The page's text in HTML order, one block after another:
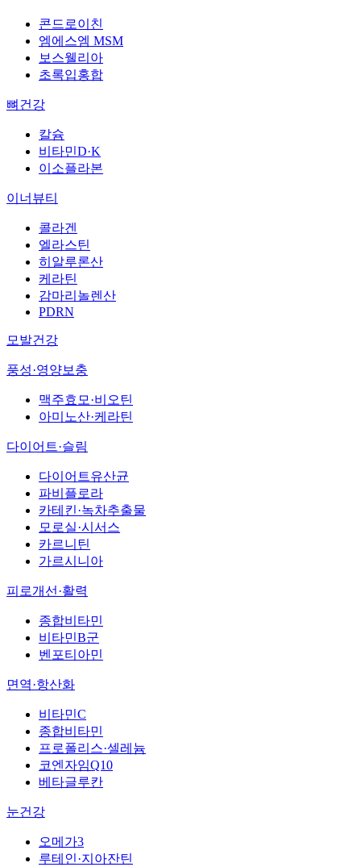
콘드로이친
엠에스엠 MSM
보스웰리아
초록입홍합
뼈건강
칼슘
비타민D·K
이소플라본
이너뷰티
콜라겐
엘라스틴
히알루론산
케라틴
감마리놀렌산
PDRN
모발건강
풍성·영양보충
맥주효모·비오틴
아미노산·케라틴
다이어트·슬림
다이어트유산균
파비플로라
카테킨·녹차추출물
모로실·시서스
카르니틴
가르시니아
피로개선·활력
종합비타민
비타민B군
벤포티아민
면역·항산화
비타민C
종합비타민
프로폴리스·셀레늄
코엔자임Q10
베타글루칸
눈건강
오메가3
루테인·지아잔틴